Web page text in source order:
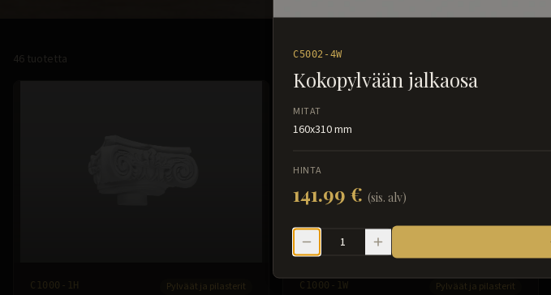
46 tuotetta
C1000-1H Pylväät ja pilasterit C1000-1W Pylväät ja pilasterit
C5002-4W
Kokopylvään jalkaosa
MITAT
160x310 mm
HINTA
141.99 € (sis. alv)